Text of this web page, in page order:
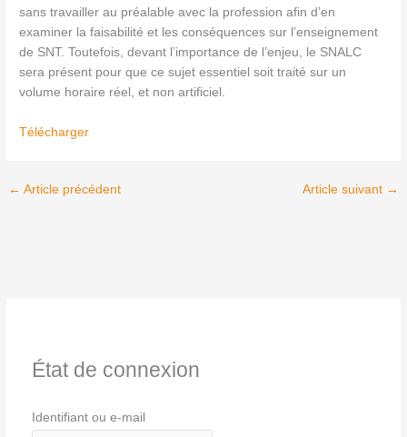
sans travailler au préalable avec la profession afin d’en
examiner la faisabilité et les conséquences sur l’enseignement
de SNT. Toutefois, devant l’importance de l’enjeu, le SNALC
sera présent pour que ce sujet essentiel soit traité sur un
volume horaire réel, et non artificiel.
Télécharger
← Article précédent Article suivant →
État de connexion
Identifiant ou e-mail